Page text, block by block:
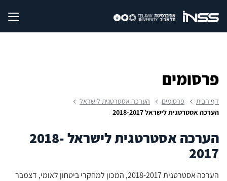
פרסומים
דף הבית פרסומים
הערכה אסטרטגית לישראל
הערכה אסטרטגית לישראל 2018-2017
הערכה אסטרטגית לישראל 2018-
2017
הערכה אסטרטגית 2018-2017, המכון למחקרי ביטחון לאומי, דצמבר